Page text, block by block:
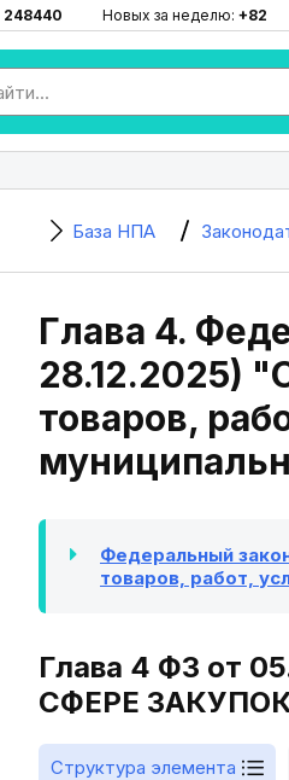
248440 Новых за неделю: +82
База НПА
Глава 4.
28.12.2025)
товаров,
Федеральный
товаров, работ,
Глава 4 ФЗ от
СФЕРЕ
Структура элемента